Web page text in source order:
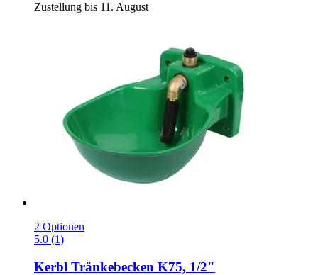
Zustellung bis 11. August
2 Optionen
5.0 (1)
Kerbl Tränkebecken K75, 1/2"